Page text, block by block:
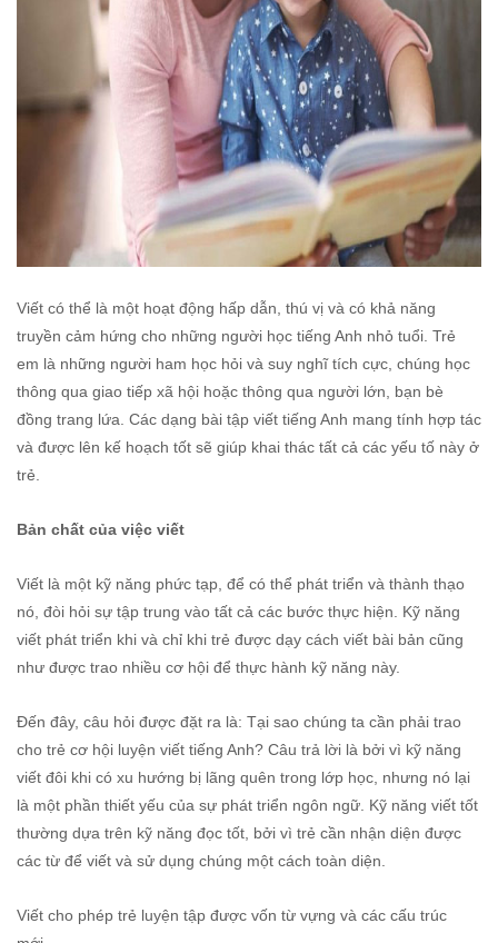
Viết có thể là một hoạt động hấp dẫn, thú vị và có khả năng
truyền cảm hứng cho những người học tiếng Anh nhỏ tuổi. Trẻ
em là những người ham học hỏi và suy nghĩ tích cực, chúng học
thông qua giao tiếp xã hội hoặc thông qua người lớn, bạn bè
đồng trang lứa. Các dạng bài tập viết tiếng Anh mang tính hợp tác
và được lên kế hoạch tốt sẽ giúp khai thác tất cả các yếu tố này ở
trẻ.
Bản chất của việc viết
Viết là một kỹ năng phức tạp, để có thể phát triển và thành thạo
nó, đòi hỏi sự tập trung vào tất cả các bước thực hiện. Kỹ năng
viết phát triển khi và chỉ khi trẻ được dạy cách viết bài bản cũng
như được trao nhiều cơ hội để thực hành kỹ năng này.
Đến đây, câu hỏi được đặt ra là: Tại sao chúng ta cần phải trao
cho trẻ cơ hội luyện viết tiếng Anh? Câu trả lời là bởi vì kỹ năng
viết đôi khi có xu hướng bị lãng quên trong lớp học, nhưng nó lại
là một phần thiết yếu của sự phát triển ngôn ngữ. Kỹ năng viết tốt
thường dựa trên kỹ năng đọc tốt, bởi vì trẻ cần nhận diện được
các từ để viết và sử dụng chúng một cách toàn diện.
Viết cho phép trẻ luyện tập được vốn từ vựng và các cấu trúc